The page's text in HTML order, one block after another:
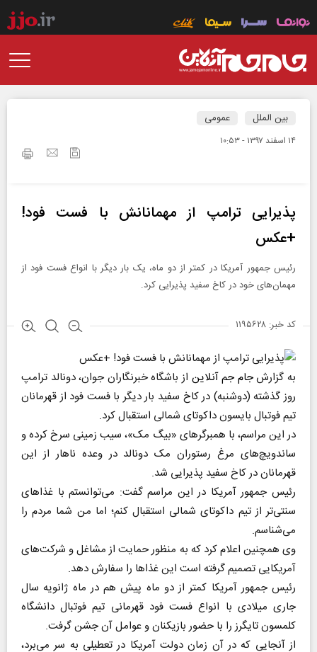
بین الملل عمومی
۱۴ اسفند ۱۳۹۷ - ۱۰:۵۳
پذیرایی ترامپ از مهمانانش با فست فود!
+عکس
رئیس‌ جمهور آمریکا در کمتر از دو ماه، یک بار دیگر با انواع فست فود از
مهمان‌های خود در کاخ سفید پذیرایی کرد.
کد خبر: ۱۱۹۵۶۲۸
به گزارشجام جم آنلاین از باشگاه خبرنگاران جوان، دونالد ترامپ
روز گذشته (دوشنبه) در کاخ سفید بار دیگر با فست فود از قهرمانان
تیم فوتبال بایسون داکوتای شمالی استقبال کرد.
در این مراسم، با همبرگر‌های «بیگ مک»، سیب زمینی سرخ کرده و
ساندویچ‌های مرغ رستوران مک دونالد در وعده ناهار از این
قهرمانان در کاخ سفید پذیرایی شد.
رئیس جمهور آمریکا در این مراسم گفت: می‌توانستم با غذا‌های
سنتی‌تر از تیم داکوتای شمالی استقبال کنم؛ اما من شما مردم را
می‌شناسم.
وی همچنین اعلام کرد که به منظور حمایت از مشاغل و شرکت‌های
آمریکایی تصمیم گرفته است این غذا‌ها را سفارش دهد.
رئیس جمهور آمریکا کمتر از دو ماه پیش هم در ماه ژانویه سال
جاری میلادی با انواع فست فود قهرمانی تیم فوتبال دانشگاه
کلمسون تایگرز را با حضور بازیکنان و عوامل آن جشن گرفت.
از آنجایی که در آن زمان دولت آمریکا در تعطیلی به سر می‌برد،